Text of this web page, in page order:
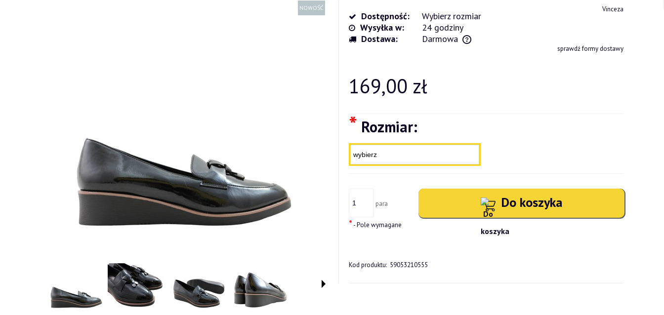
NOWOŚĆ
Dostępność:
Wybierz rozmiar
Wysyłka w:
24 godziny
Dostawa:
Darmowa
sprawdź formy dostawy
169,00 zł
* Rozmiar:
para Do koszyka
* - Pole wymagane
Vinceza
Kod produktu: 59053210555